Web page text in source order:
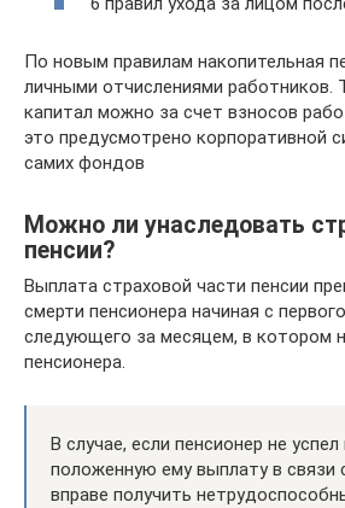
По новым правилам накопительная
личными отчислениями работников.
капитал можно за счет взносов
это предусмотрено корпоративной
самих фондов
Можно ли унаследовать
пенсии?
Выплата страховой части пенсии
смерти пенсионера начиная с
следующего за месяцем, в котором
пенсионера.
В случае, если пенсионер не успел
положенную ему выплату в связи
вправе получить